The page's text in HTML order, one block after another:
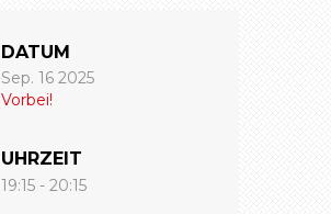
DATUM
Sep. 16 2025
Vorbei!
UHRZEIT
19:15 - 20:15